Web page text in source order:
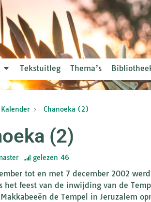
Tekstuitleg Thema’s
Kalender Chanoeka (2)
(2)
gelezen 46
tot en met 7 december 2002
het feest van de inwijding van de
de Tempel in Jeruzalem